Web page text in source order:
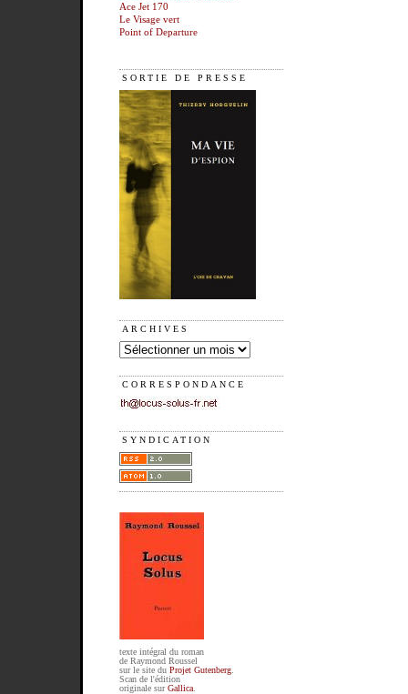
Ace Jet 170
Le Visage vert
Point of Departure
SORTIE DE PRESSE
ARCHIVES
CORRESPONDANCE
SYNDICATION
texte intégral du roman
de Raymond Roussel
sur le site du Projet Gutenberg.
Scan de l'édition
originale surGallica.